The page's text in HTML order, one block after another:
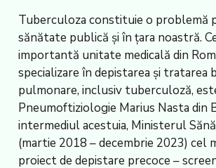
Tuberculoza constituie o problemă
sănătate publică și în țara noastră.
importantă unitate medicală din
specializare în depistarea și tratarea
pulmonare, inclusiv tuberculoză,
Pneumoftiziologie Marius Nasta din
intermediul acestuia, Ministerul
(martie 2018 – decembrie 2023) cel
proiect de depistare precoce –